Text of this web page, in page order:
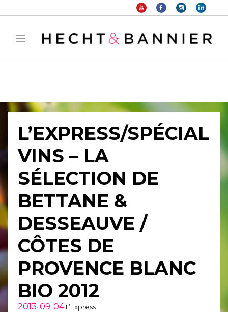
: filter_var() expects parameter 2 to be long, string given in
manager/public/frontend.phpon line 1149
L’EXPRESS/SPÉCIAL
VINS – LA
SÉLECTION DE
BETTANE &
DESSEAUVE /
CÔTES DE
PROVENCE BLANC
BIO 2012
2013-09-04 L’Express